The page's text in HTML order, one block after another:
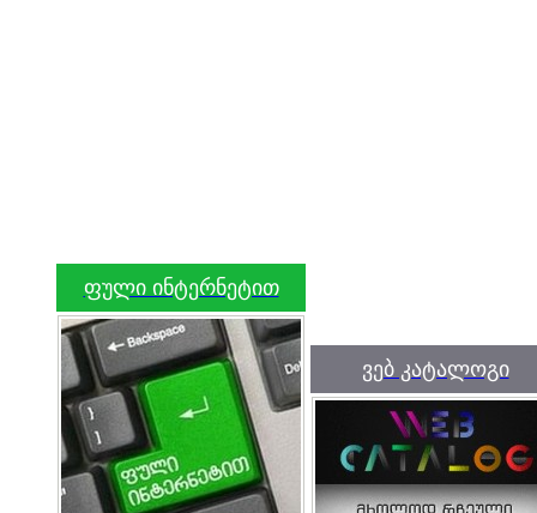
ფული ინტერნეტით
ვებ კატალოგი